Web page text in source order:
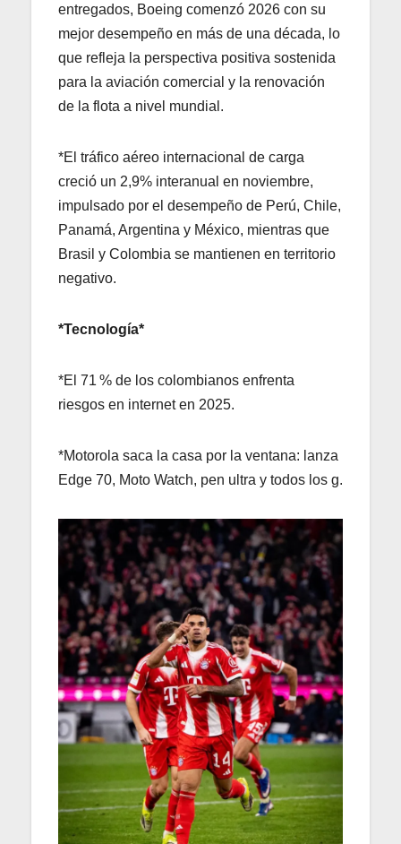
entregados, Boeing comenzó 2026 con su
mejor desempeño en más de una década, lo
que refleja la perspectiva positiva sostenida
para la aviación comercial y la renovación
de la flota a nivel mundial.
*El tráfico aéreo internacional de carga
creció un 2,9% interanual en noviembre,
impulsado por el desempeño de Perú, Chile,
Panamá, Argentina y México, mientras que
Brasil y Colombia se mantienen en territorio
negativo.
*Tecnología*
*El 71 % de los colombianos enfrenta
riesgos en internet en 2025.
*Motorola saca la casa por la ventana: lanza
Edge 70, Moto Watch, pen ultra y todos los g.